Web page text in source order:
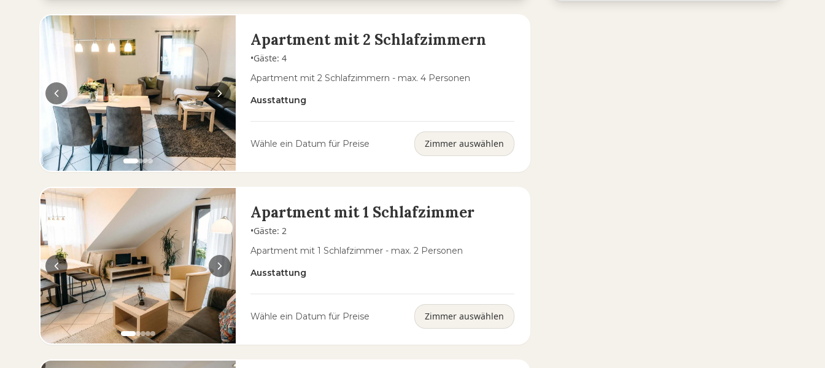
Apartment mit 2 Schlafzimmern
•Gäste:4
Apartment mit 2 Schlafzimmern - max. 4 Personen
Ausstattung
Wähle ein Datum für Preise Zimmer auswählen
Apartment mit 1 Schlafzimmer
•Gäste:2
Apartment mit 1 Schlafzimmer - max. 2 Personen
Ausstattung
Wähle ein Datum für Preise Zimmer auswählen